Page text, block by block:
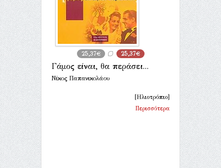
25,37€ 25,37€
Γάμος είναι, θα περάσει...
Νίκος Παπανικολάου
[Ηλιοτρόπιο]
Περισσότερα